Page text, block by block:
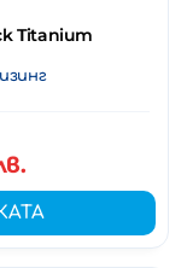
Titanium